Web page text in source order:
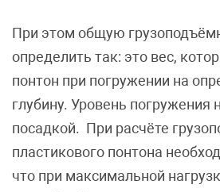
При этом общую
определить так: это вес,
понтон при погружении на
глубину. Уровень погружения
посадкой. При расчёте
пластикового понтона
что при максимальной